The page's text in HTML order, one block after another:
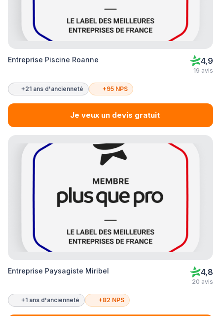
Entreprise Piscine Roanne 4,9
19 avis
+21 ans d'ancienneté +95 NPS
Je veux un devis gratuit
Entreprise Paysagiste Miribel 4,8
20 avis
+1 ans d'ancienneté +82 NPS